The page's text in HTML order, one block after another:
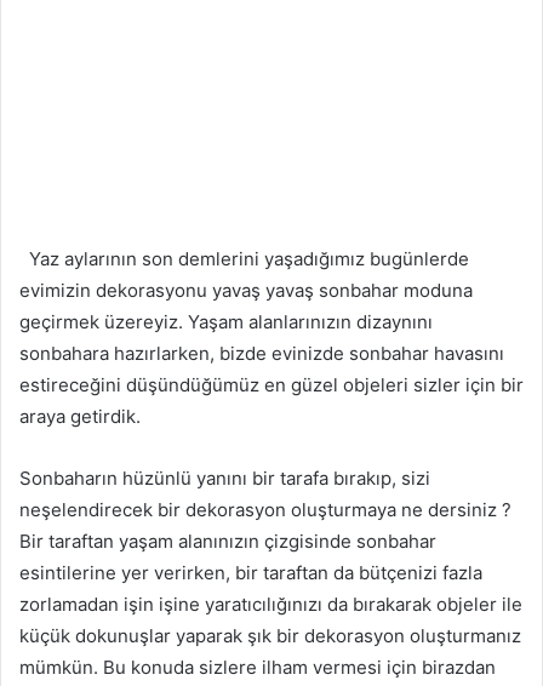
Yaz aylarının son demlerini yaşadığımız bugünlerde
evimizin dekorasyonu yavaş yavaş sonbahar moduna
geçirmek üzereyiz. Yaşam alanlarınızın dizaynını
sonbahara hazırlarken, bizde evinizde sonbahar havasını
estireceğini düşündüğümüz en güzel objeleri sizler için bir
araya getirdik.
Sonbaharın hüzünlü yanını bir tarafa bırakıp, sizi
neşelendirecek bir dekorasyon oluşturmaya ne dersiniz ?
Bir taraftan yaşam alanınızın çizgisinde sonbahar
esintilerine yer verirken, bir taraftan da bütçenizi fazla
zorlamadan işin işine yaratıcılığınızı da bırakarak objeler ile
küçük dokunuşlar yaparak şık bir dekorasyon oluşturmanız
mümkün. Bu konuda sizlere ilham vermesi için birazdan